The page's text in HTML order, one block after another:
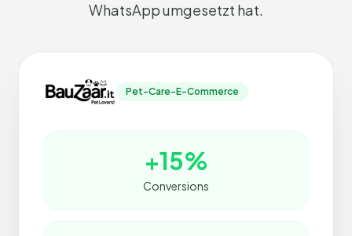
WhatsApp umgesetzt hat.
Pet-Care-E-Commerce
+15%
Conversions